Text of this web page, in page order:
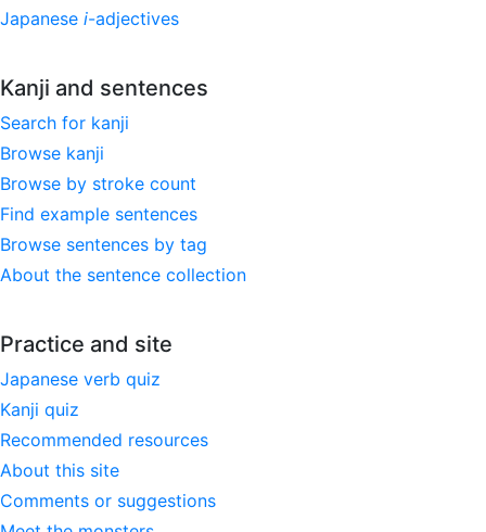
Japanese i-adjectives
Kanji and sentences
Search for kanji
Browse kanji
Browse by stroke count
Find example sentences
Browse sentences by tag
About the sentence collection
Practice and site
Japanese verb quiz
Kanji quiz
Recommended resources
About this site
Comments or suggestions